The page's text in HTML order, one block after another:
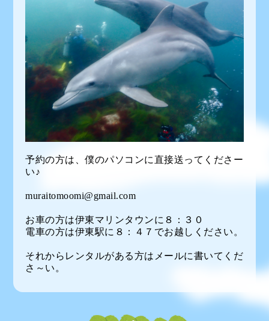
予約の方は、僕のパソコンに直接送ってくださー
い♪
muraitomoomi@gmail.com
お車の方は伊東マリンタウンに８：３０
電車の方は伊東駅に８：４７でお越しください。
それからレンタルがある方はメールに書いてくだ
さ～い。